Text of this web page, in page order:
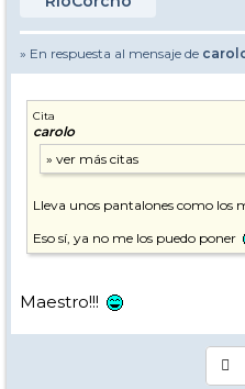
» En respuesta al mensaje de
Cita
carolo
Lleva unos pantalones como los
Eso sí, ya no me los puedo poner
Maestro!!!